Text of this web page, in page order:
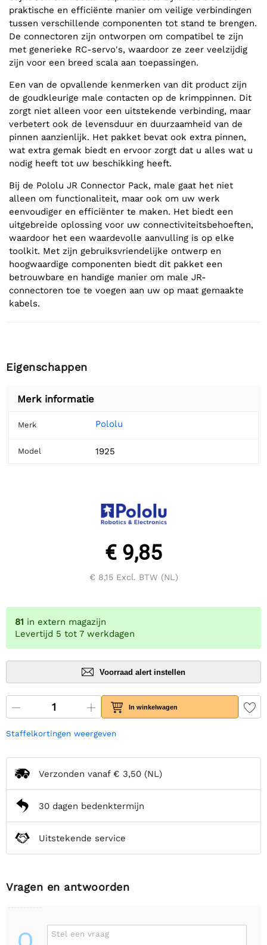
praktische en efficiënte manier om veilige verbindingen
tussen verschillende componenten tot stand te brengen.
De connectoren zijn ontworpen om compatibel te zijn
met generieke RC-servo's, waardoor ze zeer veelzijdig
zijn voor een breed scala aan toepassingen.
Een van de opvallende kenmerken van dit product zijn
de goudkleurige male contacten op de krimppinnen. Dit
zorgt niet alleen voor een uitstekende verbinding, maar
verbetert ook de levensduur en duurzaamheid van de
pinnen aanzienlijk. Het pakket bevat ook extra pinnen,
wat extra gemak biedt en ervoor zorgt dat u alles wat u
nodig heeft tot uw beschikking heeft.
Bij de Pololu JR Connector Pack, male gaat het niet
alleen om functionaliteit, maar ook om uw werk
eenvoudiger en efficiënter te maken. Het biedt een
uitgebreide oplossing voor uw connectiviteitsbehoeften,
waardoor het een waardevolle aanvulling is op elke
toolkit. Met zijn gebruiksvriendelijke ontwerp en
hoogwaardige componenten biedt dit pakket een
betrouwbare en handige manier om male JR-
connectoren toe te voegen aan uw op maat gemaakte
kabels.
Eigenschappen
Merk informatie
Merk Pololu
Model 1925
€ 9,85
€ 8,15Excl. BTW (NL)
81 in extern magazijn
Levertijd 5 tot 7 werkdagen
Voorraad alert instellen
In winkelwagen
Staffelkortingen weergeven
Verzonden vanaf € 3,50 (NL)
30 dagen bedenktermijn
Uitstekende service
Vragen en antwoorden
Stel een vraag